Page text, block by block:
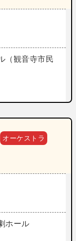
（観音寺市民
オーケストラ
ホール